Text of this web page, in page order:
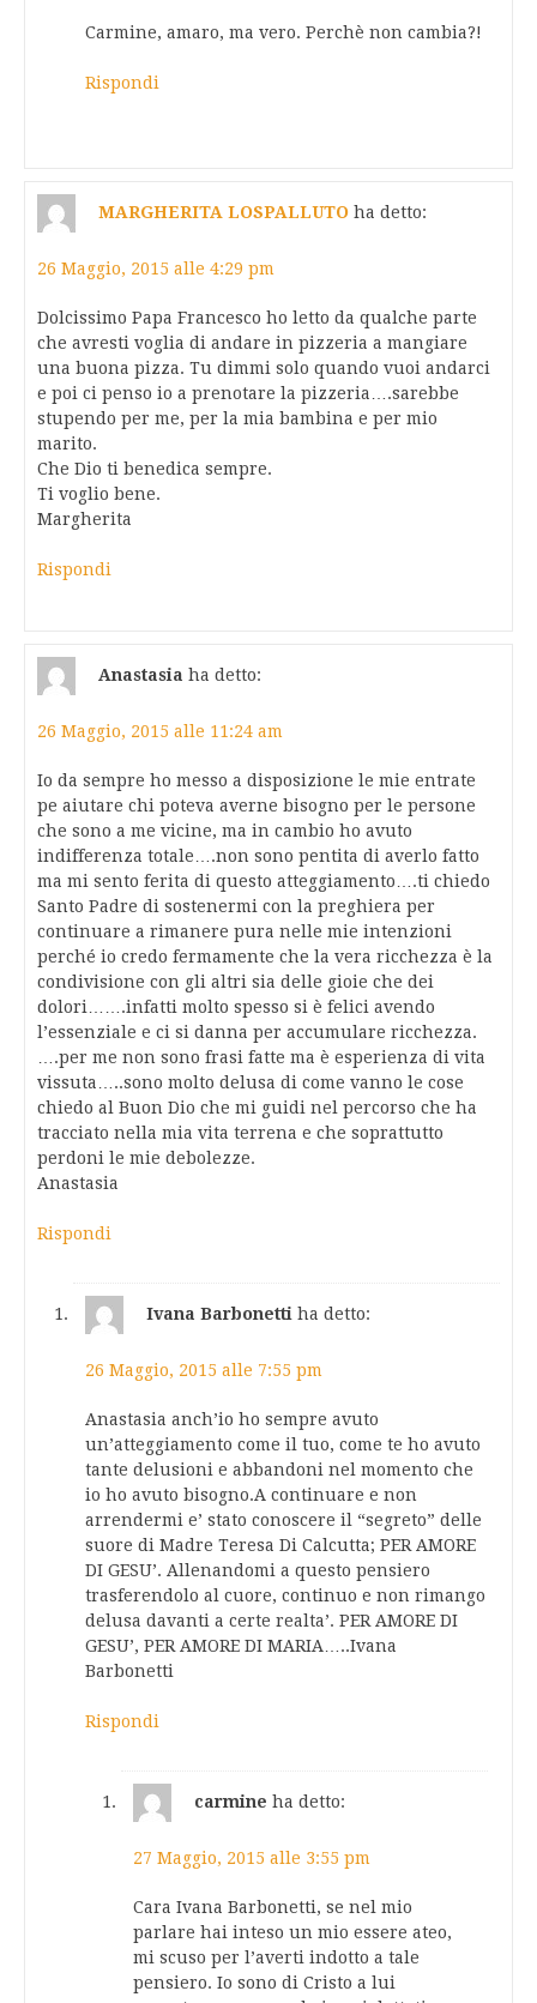
Carmine, amaro, ma vero. Perchè non cambia?!
Rispondi
MARGHERITA LOSPALLUTO ha detto:
26 Maggio, 2015 alle 4:29 pm
Dolcissimo Papa Francesco ho letto da qualche parte
che avresti voglia di andare in pizzeria a mangiare
una buona pizza. Tu dimmi solo quando vuoi andarci
e poi ci penso io a prenotare la pizzeria….sarebbe
stupendo per me, per la mia bambina e per mio
marito.
Che Dio ti benedica sempre.
Ti voglio bene.
Margherita
Rispondi
Anastasia ha detto:
26 Maggio, 2015 alle 11:24 am
Io da sempre ho messo a disposizione le mie entrate
pe aiutare chi poteva averne bisogno per le persone
che sono a me vicine, ma in cambio ho avuto
indifferenza totale….non sono pentita di averlo fatto
ma mi sento ferita di questo atteggiamento….ti chiedo
Santo Padre di sostenermi con la preghiera per
continuare a rimanere pura nelle mie intenzioni
perché io credo fermamente che la vera ricchezza è la
condivisione con gli altri sia delle gioie che dei
dolori…….infatti molto spesso si è felici avendo
l’essenziale e ci si danna per accumulare ricchezza.
….per me non sono frasi fatte ma è esperienza di vita
vissuta…..sono molto delusa di come vanno le cose
chiedo al Buon Dio che mi guidi nel percorso che ha
tracciato nella mia vita terrena e che soprattutto
perdoni le mie debolezze.
Anastasia
Rispondi
Ivana Barbonetti ha detto:
26 Maggio, 2015 alle 7:55 pm
Anastasia anch’io ho sempre avuto
un’atteggiamento come il tuo, come te ho avuto
tante delusioni e abbandoni nel momento che
io ho avuto bisogno.A continuare e non
arrendermi e’ stato conoscere il “segreto” delle
suore di Madre Teresa Di Calcutta; PER AMORE
DI GESU’. Allenandomi a questo pensiero
trasferendolo al cuore, continuo e non rimango
delusa davanti a certe realta’. PER AMORE DI
GESU’, PER AMORE DI MARIA…..Ivana
Barbonetti
Rispondi
carmine ha detto:
27 Maggio, 2015 alle 3:55 pm
Cara Ivana Barbonetti, se nel mio
parlare hai inteso un mio essere ateo,
mi scuso per l’averti indotto a tale
pensiero. Io sono di Cristo a lui